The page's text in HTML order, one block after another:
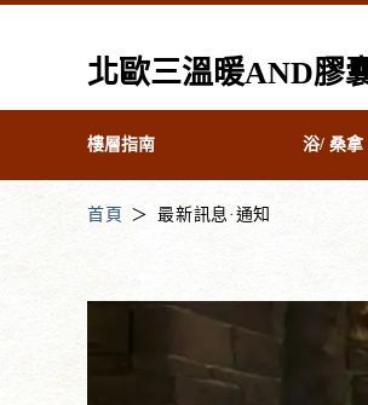
北歐三溫暖AND膠
樓層指南 浴/ 桑拿
首頁 最新訊息·通知